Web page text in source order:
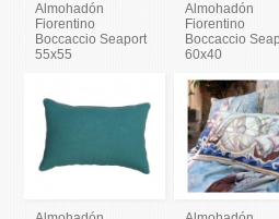
Almohadón
Fiorentino
Boccaccio Seaport
55x55
Almohadón
Fiorentino
Boccaccio
60x40